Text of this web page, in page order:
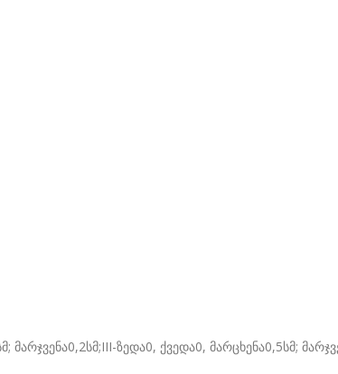
ზედა0, ქვედა0, მარცხენა0,5სმ;